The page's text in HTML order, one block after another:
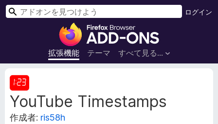
F
r
e
x
ブ
拡張機能 テーマ すべて見る...
ログイン
検
YouTube Timestamps
作成者: ris58h
拡
張
機
能
メ